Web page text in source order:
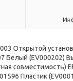
Открытой
Белый (EV000202)
совместимость)
Пластик